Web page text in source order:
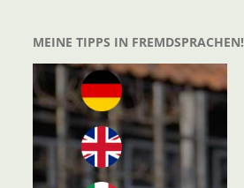
MEINE TIPPS IN FREMDSPRACHEN!